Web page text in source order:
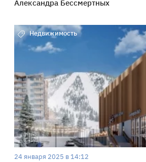
Александра Бессмертных
Недвижимость
24 января 2025 в 14:12